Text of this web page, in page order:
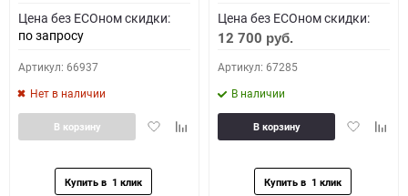
Цена без ECOном скидки:
по запросу
Артикул: 66937
Нет в наличии
ДобавитьДобавить
В корзину
Цена без ECOном скидки:
12 700 руб.
Артикул: 67285
В наличии
Добавить
В корзину